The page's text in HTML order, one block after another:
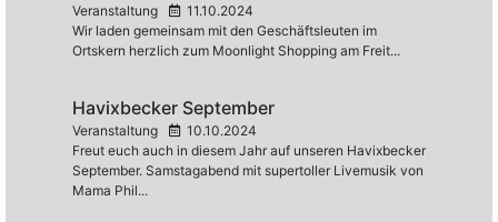
Veranstaltung
11.10.2024
Wir laden gemeinsam mit den Geschäftsleuten im
Ortskern herzlich zum Moonlight Shopping am Freit...
Havixbecker September
Veranstaltung
10.10.2024
Freut euch auch in diesem Jahr auf unseren Havixbecker
September. Samstagabend mit supertoller Livemusik von
Mama Phil...